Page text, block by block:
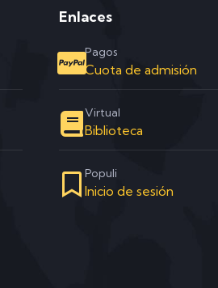
Enlaces
Pagos
Cuota de admisión
Virtual
Biblioteca
Populi
Inicio de sesión